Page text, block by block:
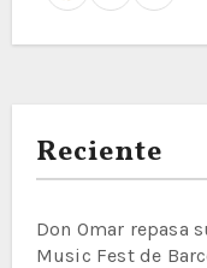
Reciente
Don Omar repasa
Music Fest de